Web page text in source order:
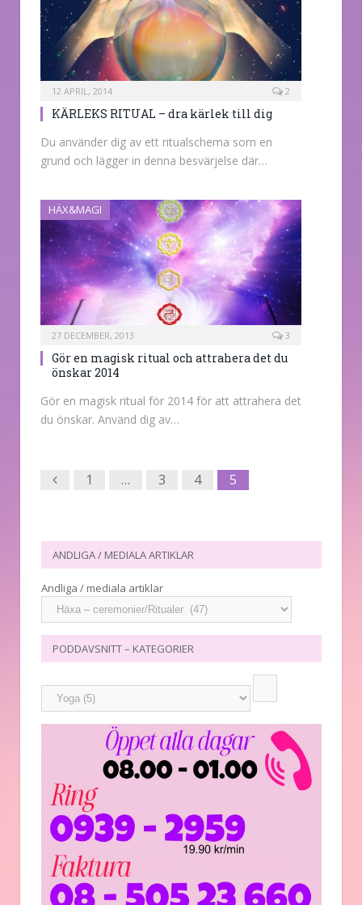
12 APRIL, 2014 2
KÄRLEKS RITUAL – dra kärlek till dig
Du använder dig av ett ritualschema som en
grund och lägger in denna besvärjelse där…
HÄX&MAGI
27 DECEMBER, 2013 3
Gör en magisk ritual och attrahera det du
önskar 2014
Gör en magisk ritual för 2014 för att attrahera det
du önskar. Använd dig av…
Previous
1 … 3 4 5
ANDLIGA / MEDIALA ARTIKLAR
Andliga / mediala artiklar
PODDAVSNITT – KATEGORIER